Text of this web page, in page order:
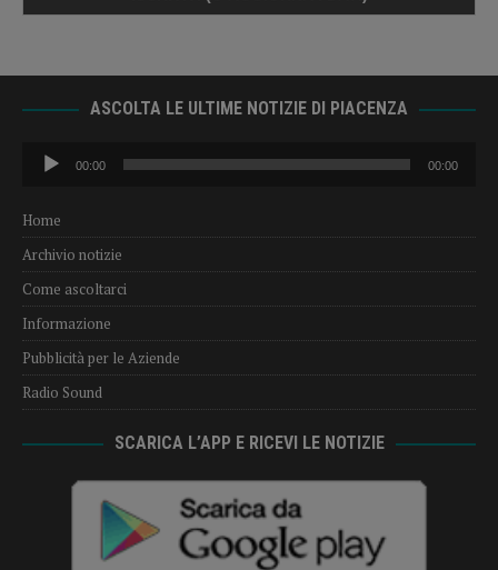
ASCOLTA LE ULTIME NOTIZIE DI PIACENZA
Audio
Player
00:00 00:00
Home
Archivio notizie
Come ascoltarci
Informazione
Pubblicità per le Aziende
Radio Sound
SCARICA L’APP E RICEVI LE NOTIZIE